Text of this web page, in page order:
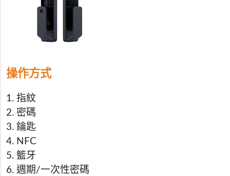
操作方式
1. 指紋
2. 密碼
3. 鑰匙
4. NFC
5. 籃牙
6. 週期/一次性密碼